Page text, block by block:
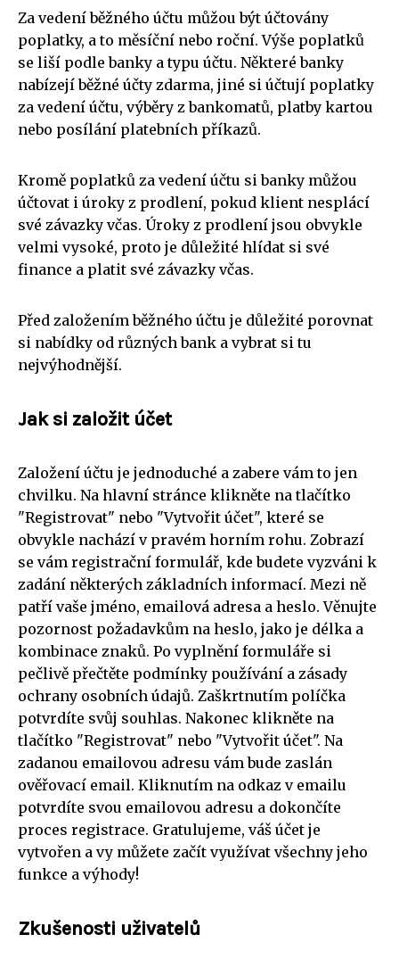
Za vedení běžného účtu můžou být účtovány
poplatky, a to měsíční nebo roční. Výše poplatků
se liší podle banky a typu účtu. Některé banky
nabízejí běžné účty zdarma, jiné si účtují poplatky
za vedení účtu, výběry z bankomatů, platby kartou
nebo posílání platebních příkazů.
Kromě poplatků za vedení účtu si banky můžou
účtovat i úroky z prodlení, pokud klient nesplácí
své závazky včas. Úroky z prodlení jsou obvykle
velmi vysoké, proto je důležité hlídat si své
finance a platit své závazky včas.
Před založením běžného účtu je důležité porovnat
si nabídky od různých bank a vybrat si tu
nejvýhodnější.
Jak si založit účet
Založení účtu je jednoduché a zabere vám to jen
chvilku. Na hlavní stránce klikněte na tlačítko
"Registrovat" nebo "Vytvořit účet", které se
obvykle nachází v pravém horním rohu. Zobrazí
se vám registrační formulář, kde budete vyzváni k
zadání některých základních informací. Mezi ně
patří vaše jméno, emailová adresa a heslo. Věnujte
pozornost požadavkům na heslo, jako je délka a
kombinace znaků. Po vyplnění formuláře si
pečlivě přečtěte podmínky používání a zásady
ochrany osobních údajů. Zaškrtnutím políčka
potvrdíte svůj souhlas. Nakonec klikněte na
tlačítko "Registrovat" nebo "Vytvořit účet". Na
zadanou emailovou adresu vám bude zaslán
ověřovací email. Kliknutím na odkaz v emailu
potvrdíte svou emailovou adresu a dokončíte
proces registrace. Gratulujeme, váš účet je
vytvořen a vy můžete začít využívat všechny jeho
funkce a výhody!
Zkušenosti uživatelů